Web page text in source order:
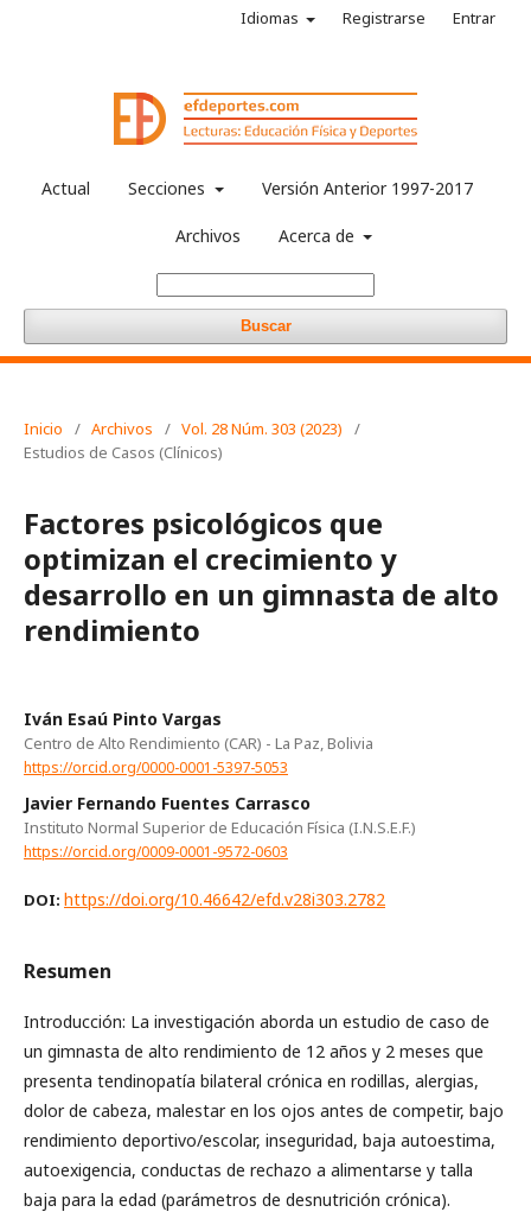
Actual Secciones Versión Anterior 1997-2017
Archivos Acerca de
Buscar
Idiomas Registrarse Entrar
Inicio / Archivos / Vol. 28 Núm. 303 (2023)
/
Estudios de Casos (Clínicos)
Factores psicológicos que
optimizan el crecimiento y
desarrollo en un gimnasta de alto
rendimiento
Iván Esaú Pinto Vargas
Centro de Alto Rendimiento (CAR) - La Paz, Bolivia
https://orcid.org/0000-0001-5397-5053
Javier Fernando Fuentes Carrasco
Instituto Normal Superior de Educación Física (I.N.S.E.F.)
https://orcid.org/0009-0001-9572-0603
DOI: https://doi.org/10.46642/efd.v28i303.2782
Resumen
Introducción: La investigación aborda un estudio de caso de
un gimnasta de alto rendimiento de 12 años y 2 meses que
presenta tendinopatía bilateral crónica en rodillas, alergias,
dolor de cabeza, malestar en los ojos antes de competir, bajo
rendimiento deportivo/escolar, inseguridad, baja autoestima,
autoexigencia, conductas de rechazo a alimentarse y talla
baja para la edad (parámetros de desnutrición crónica).